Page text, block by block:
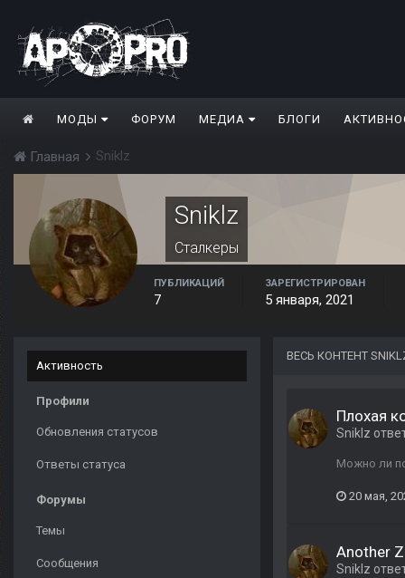
МОДЫ ФОРУМ МЕДИА БЛОГИ
Главная Sniklz
Sniklz
Сталкеры
ПУБЛИКАЦИЙ
7
ЗАРЕГИСТРИРОВАН
5 января, 2021
Активность
Профили
Обновления статусов
Ответы статуса
Форумы
Темы
Сообщения
ВЕСЬ КОНТЕНТ
Плохая
Sniklz
Можно ли
20 мая,
Another
Sniklz